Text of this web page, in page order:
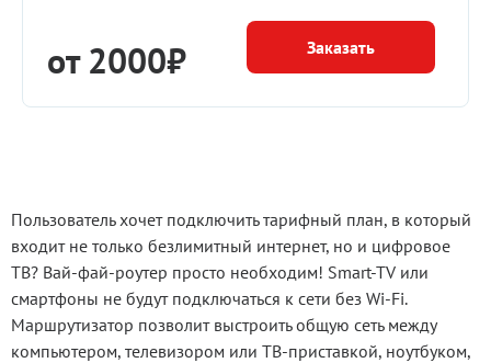
от 2000₽ Заказать
Пользователь хочет подключить тарифный план, в который
входит не только безлимитный интернет, но и цифровое
ТВ? Вай-фай-роутер просто необходим! Smart-TV или
смартфоны не будут подключаться к сети без Wi-Fi.
Маршрутизатор позволит выстроить общую сеть между
компьютером, телевизором или ТВ-приставкой, ноутбуком,